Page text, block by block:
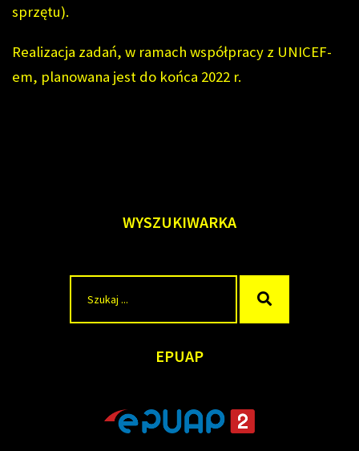
sprzętu).
Realizacja zadań, w ramach współpracy z UNICEF-
em, planowana jest do końca 2022 r.
WYSZUKIWARKA
EPUAP